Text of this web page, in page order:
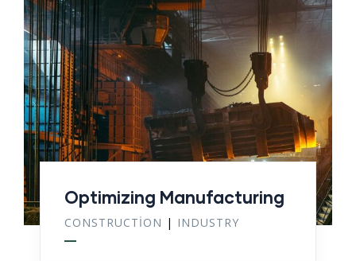
Optimizing Manufacturing
CONSTRUCTION | INDUSTRY